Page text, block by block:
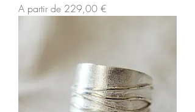
A partir de 229,00 €
Preço promocional